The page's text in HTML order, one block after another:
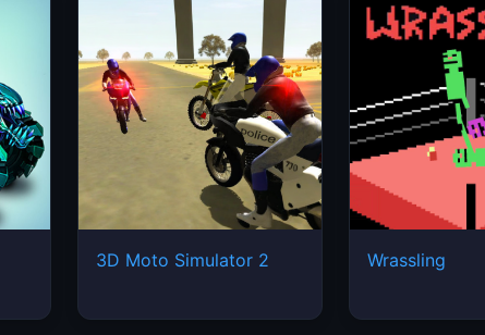
3D Moto Simulator 2 Wrassling